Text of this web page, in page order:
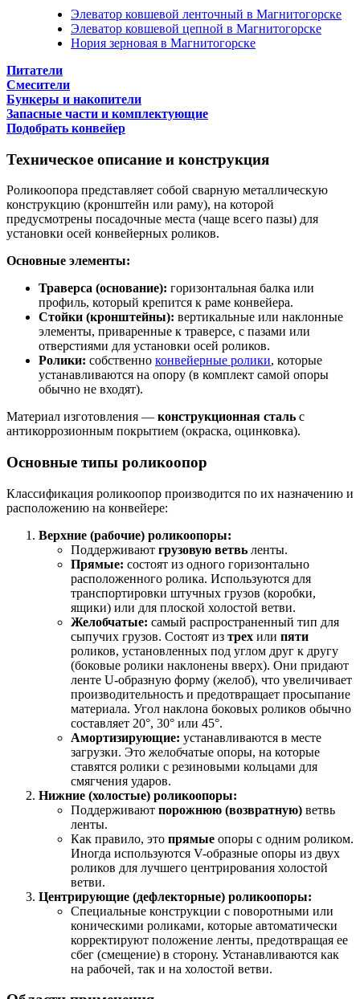
Элеватор ковшевой ленточный в Магнитогорске
Элеватор ковшевой цепной в Магнитогорске
Нория зерновая в Магнитогорске
Питатели
Смесители
Бункеры и накопители
Запасные части и комплектующие
Подобрать конвейер
Техническое описание и конструкция
Роликоопора представляет собой сварную металлическую
конструкцию (кронштейн или раму), на которой
предусмотрены посадочные места (чаще всего пазы) для
установки осей конвейерных роликов.
Основные элементы:
Траверса (основание): горизонтальная балка или
профиль, который крепится к раме конвейера.
Стойки (кронштейны): вертикальные или наклонные
элементы, приваренные к траверсе, с пазами или
отверстиями для установки осей роликов.
Ролики: собственно конвейерные ролики, которые
устанавливаются на опору (в комплект самой опоры
обычно не входят).
Материал изготовления — конструкционная сталь с
антикоррозионным покрытием (окраска, оцинковка).
Основные типы роликоопор
Классификация роликоопор производится по их назначению и
расположению на конвейере:
Верхние (рабочие) роликоопоры:
Поддерживают грузовую ветвь ленты.
Прямые: состоят из одного горизонтально
расположенного ролика. Используются для
транспортировки штучных грузов (коробки,
ящики) или для плоской холостой ветви.
Желобчатые: самый распространенный тип для
сыпучих грузов. Состоят из трех или пяти
роликов, установленных под углом друг к другу
(боковые ролики наклонены вверх). Они придают
ленте U-образную форму (желоб), что увеличивает
производительность и предотвращает просыпание
материала. Угол наклона боковых роликов обычно
составляет 20°, 30° или 45°.
Амортизирующие: устанавливаются в месте
загрузки. Это желобчатые опоры, на которые
ставятся ролики с резиновыми кольцами для
смягчения ударов.
Нижние (холостые) роликоопоры:
Поддерживают порожнюю (возвратную) ветвь
ленты.
Как правило, это прямые опоры с одним роликом.
Иногда используются V-образные опоры из двух
роликов для лучшего центрирования холостой
ветви.
Центрирующие (дефлекторные) роликоопоры:
Специальные конструкции с поворотными или
коническими роликами, которые автоматически
корректируют положение ленты, предотвращая ее
сбег (смещение) в сторону. Устанавливаются как
на рабочей, так и на холостой ветви.